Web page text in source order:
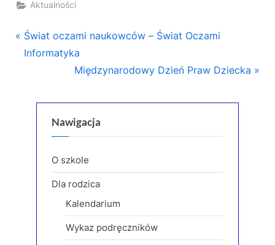
Aktualności
Nawigacja
P
r
Świat oczami naukowców – Świat Oczami
Informatyka
N
x
t
o
s
t
:
Międzynarodowy Dzień Praw Dziecka
Nawigacja
O szkole
Dla rodzica
Kalendarium
Wykaz podręczników